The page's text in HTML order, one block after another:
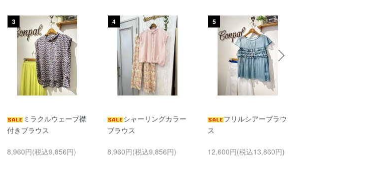
3
ミラクルウェーブ襟
付きブラウス
8,960円(税込9,856円)
4
シャーリングカラー
ブラウス
8,960円(税込9,856円)
5
フリルシアーブラウ
ス
12,600円(税込13,860円)